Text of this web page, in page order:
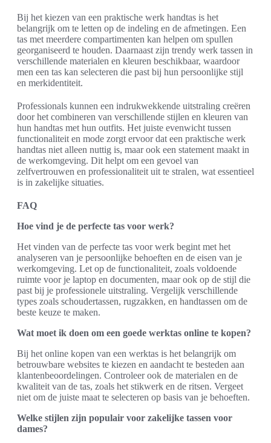
Bij het kiezen van een praktische werk handtas is het
belangrijk om te letten op de indeling en de afmetingen. Een
tas met meerdere compartimenten kan helpen om spullen
georganiseerd te houden. Daarnaast zijn trendy werk tassen in
verschillende materialen en kleuren beschikbaar, waardoor
men een tas kan selecteren die past bij hun persoonlijke stijl
en merkidentiteit.
Professionals kunnen een indrukwekkende uitstraling creëren
door het combineren van verschillende stijlen en kleuren van
hun handtas met hun outfits. Het juiste evenwicht tussen
functionaliteit en mode zorgt ervoor dat een praktische werk
handtas niet alleen nuttig is, maar ook een statement maakt in
de werkomgeving. Dit helpt om een gevoel van
zelfvertrouwen en professionaliteit uit te stralen, wat essentieel
is in zakelijke situaties.
FAQ
Hoe vind je de perfecte tas voor werk?
Het vinden van de perfecte tas voor werk begint met het
analyseren van je persoonlijke behoeften en de eisen van je
werkomgeving. Let op de functionaliteit, zoals voldoende
ruimte voor je laptop en documenten, maar ook op de stijl die
past bij je professionele uitstraling. Vergelijk verschillende
types zoals schoudertassen, rugzakken, en handtassen om de
beste keuze te maken.
Wat moet ik doen om een goede werktas online te kopen?
Bij het online kopen van een werktas is het belangrijk om
betrouwbare websites te kiezen en aandacht te besteden aan
klantenbeoordelingen. Controleer ook de materialen en de
kwaliteit van de tas, zoals het stikwerk en de ritsen. Vergeet
niet om de juiste maat te selecteren op basis van je behoeften.
Welke stijlen zijn populair voor zakelijke tassen voor
dames?